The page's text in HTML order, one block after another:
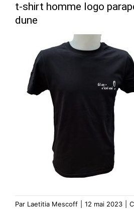
Modèle
Vêtements
Contact
t-shirt homme logo
dune
Par Laetitia Mescoff 12 mai 2023